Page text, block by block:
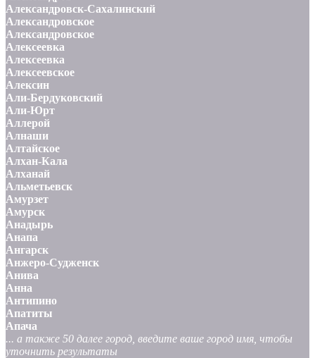
Александровск-Сахалинский
Александровское
Александровское
Алексеевка
Алексеевка
Алексеевское
Алексин
Али-Бердуковский
Али-Юрт
Аллерой
Алнаши
Алтайское
Алхан-Кала
Алханай
Альметьевск
Амурзет
Амурск
Анадырь
Анапа
Ангарск
Анжеро-Судженск
Анива
Анна
Антипино
Апатиты
Апача
... а также 50 далее город, введите ваше город имя, чтобы
уточнить результаты